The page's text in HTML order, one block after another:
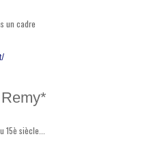
un cadre
siècle...